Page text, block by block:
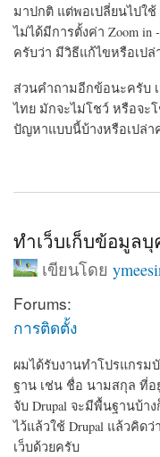
มาปกติ แต่พอเปลี่ยนไปใช้
ไม่ได้มีการตั้งค่า Zoom
ครับว่า มีวิธีแก้ไขหรือเปล่
ส่วนคำถามอีกข้อนะครับ เ
ไทย มักจะไม่โชว์ หรือจะ
ปัญหาแบบนี้บ้างหรือเปล่
about ขนาด
ทำเว็บเก็บข้อมูล
เขียนโดย
Forums:
การติดตั้ง
ผมได้รับงานทำโปรแกร
ฐาน เช่น ชื่อ นามสกุล ที่อ
จับ Drupal จะมีพื้นฐานบ้า
ไว้แล้วใช้ Drupal แล้วคิด
เว็บด้วยครับ